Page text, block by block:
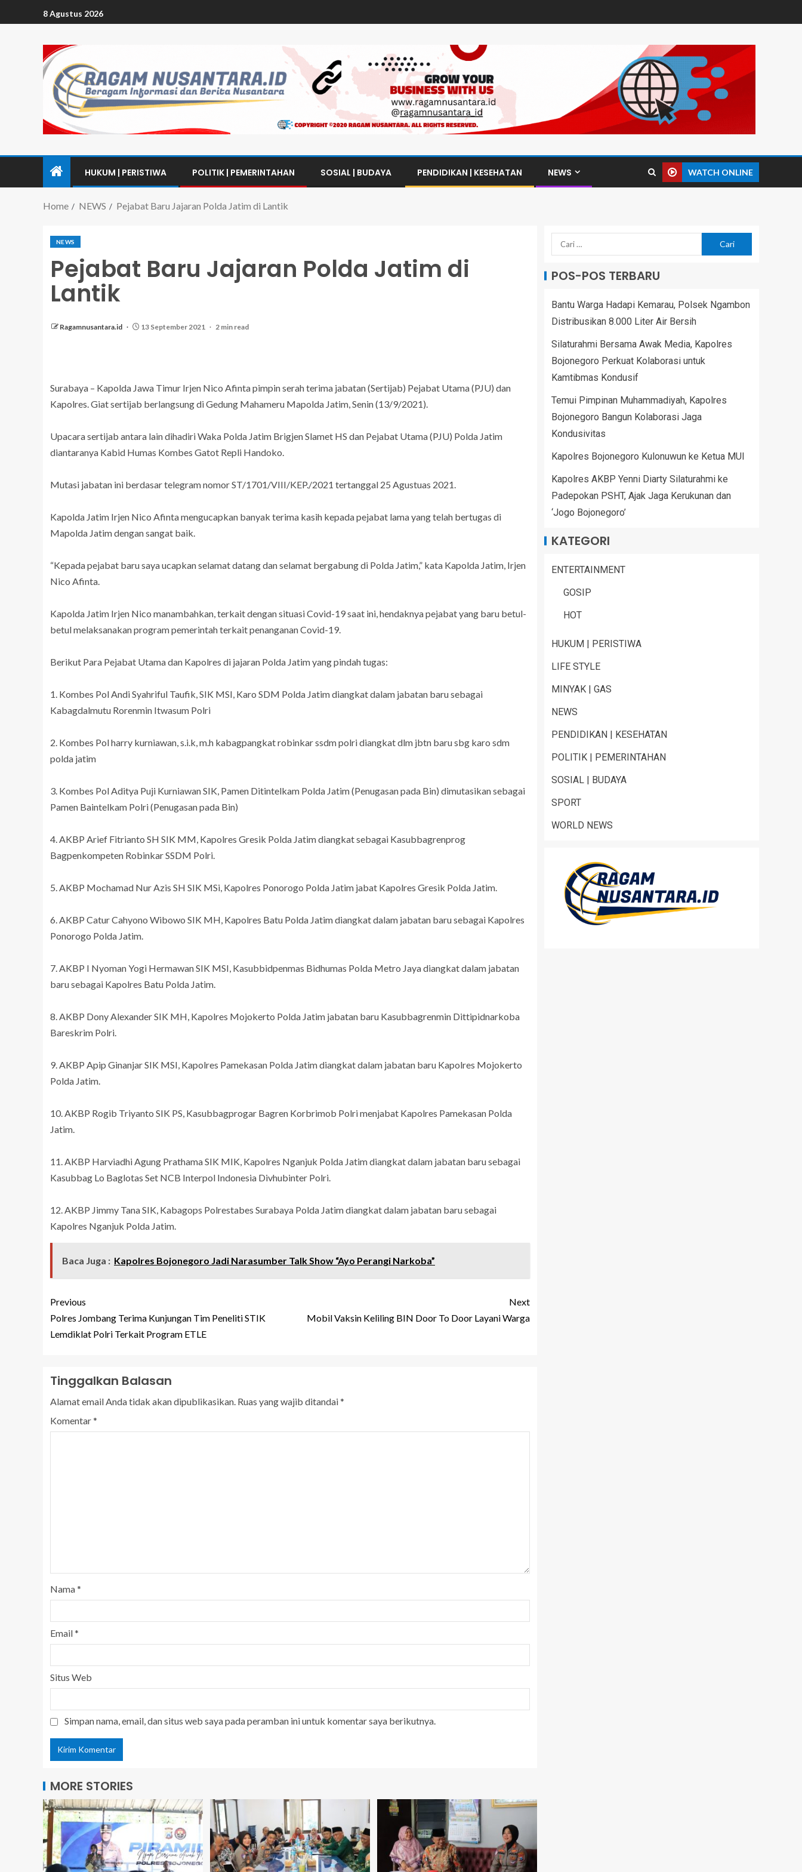
8 Agustus 2026
HUKUM | PERISTIWA POLITIK | PEMERINTAHAN SOSIAL | BUDAYA PENDIDIKAN | KESEHATAN NEWS WATCH ONLINE
Home NEWS Pejabat Baru Jajaran Polda Jatim di Lantik
NEWS
Pejabat Baru Jajaran Polda Jatim di
Lantik
Ragamnusantara.id 13 September 2021 2 min read
Surabaya – Kapolda Jawa Timur Irjen Nico Afinta pimpin serah terima jabatan (Sertijab) Pejabat Utama (PJU) dan
Kapolres. Giat sertijab berlangsung di Gedung Mahameru Mapolda Jatim, Senin (13/9/2021).
Upacara sertijab antara lain dihadiri Waka Polda Jatim Brigjen Slamet HS dan Pejabat Utama (PJU) Polda Jatim
diantaranya Kabid Humas Kombes Gatot Repli Handoko.
Mutasi jabatan ini berdasar telegram nomor ST/1701/VIII/KEP./2021 tertanggal 25 Agustuas 2021.
Kapolda Jatim Irjen Nico Afinta mengucapkan banyak terima kasih kepada pejabat lama yang telah bertugas di
Mapolda Jatim dengan sangat baik.
“Kepada pejabat baru saya ucapkan selamat datang dan selamat bergabung di Polda Jatim,” kata Kapolda Jatim, Irjen
Nico Afinta.
Kapolda Jatim Irjen Nico manambahkan, terkait dengan situasi Covid-19 saat ini, hendaknya pejabat yang baru betul-
betul melaksanakan program pemerintah terkait penanganan Covid-19.
Berikut Para Pejabat Utama dan Kapolres di jajaran Polda Jatim yang pindah tugas:
1. Kombes Pol Andi Syahriful Taufik, SIK MSI, Karo SDM Polda Jatim diangkat dalam jabatan baru sebagai
Kabagdalmutu Rorenmin Itwasum Polri
2. Kombes Pol harry kurniawan, s.i.k, m.h kabagpangkat robinkar ssdm polri diangkat dlm jbtn baru sbg karo sdm
polda jatim
3. Kombes Pol Aditya Puji Kurniawan SIK, Pamen Ditintelkam Polda Jatim (Penugasan pada Bin) dimutasikan sebagai
Pamen Baintelkam Polri (Penugasan pada Bin)
4. AKBP Arief Fitrianto SH SIK MM, Kapolres Gresik Polda Jatim diangkat sebagai Kasubbagrenprog
Bagpenkompeten Robinkar SSDM Polri.
5. AKBP Mochamad Nur Azis SH SIK MSi, Kapolres Ponorogo Polda Jatim jabat Kapolres Gresik Polda Jatim.
6. AKBP Catur Cahyono Wibowo SIK MH, Kapolres Batu Polda Jatim diangkat dalam jabatan baru sebagai Kapolres
Ponorogo Polda Jatim.
7. AKBP I Nyoman Yogi Hermawan SIK MSI, Kasubbidpenmas Bidhumas Polda Metro Jaya diangkat dalam jabatan
baru sebagai Kapolres Batu Polda Jatim.
8. AKBP Dony Alexander SIK MH, Kapolres Mojokerto Polda Jatim jabatan baru Kasubbagrenmin Dittipidnarkoba
Bareskrim Polri.
9. AKBP Apip Ginanjar SIK MSI, Kapolres Pamekasan Polda Jatim diangkat dalam jabatan baru Kapolres Mojokerto
Polda Jatim.
10. AKBP Rogib Triyanto SIK PS, Kasubbagprogar Bagren Korbrimob Polri menjabat Kapolres Pamekasan Polda
Jatim.
11. AKBP Harviadhi Agung Prathama SIK MIK, Kapolres Nganjuk Polda Jatim diangkat dalam jabatan baru sebagai
Kasubbag Lo Baglotas Set NCB Interpol Indonesia Divhubinter Polri.
12. AKBP Jimmy Tana SIK, Kabagops Polrestabes Surabaya Polda Jatim diangkat dalam jabatan baru sebagai
Kapolres Nganjuk Polda Jatim.
Baca Juga : Kapolres Bojonegoro Jadi Narasumber Talk Show “Ayo Perangi Narkoba”
Previous
Polres Jombang Terima Kunjungan Tim Peneliti STIK
Lemdiklat Polri Terkait Program ETLE
Next
Mobil Vaksin Keliling BIN Door To Door Layani Warga
Tinggalkan Balasan
Alamat email Anda tidak akan dipublikasikan. Ruas yang wajib ditandai*
Komentar*
Nama*
Email*
Situs Web
Simpan nama, email, dan situs web saya pada peramban ini untuk komentar saya berikutnya.
MORE STORIES
POS-POS TERBARU
Bantu Warga Hadapi Kemarau, Polsek Ngambon
Distribusikan 8.000 Liter Air Bersih
Silaturahmi Bersama Awak Media, Kapolres
Bojonegoro Perkuat Kolaborasi untuk
Kamtibmas Kondusif
Temui Pimpinan Muhammadiyah, Kapolres
Bojonegoro Bangun Kolaborasi Jaga
Kondusivitas
Kapolres Bojonegoro Kulonuwun ke Ketua MUI
Kapolres AKBP Yenni Diarty Silaturahmi ke
Padepokan PSHT, Ajak Jaga Kerukunan dan
‘Jogo Bojonegoro’
KATEGORI
ENTERTAINMENT
GOSIP
HOT
HUKUM | PERISTIWA
LIFE STYLE
MINYAK | GAS
NEWS
PENDIDIKAN | KESEHATAN
POLITIK | PEMERINTAHAN
SOSIAL | BUDAYA
SPORT
WORLD NEWS